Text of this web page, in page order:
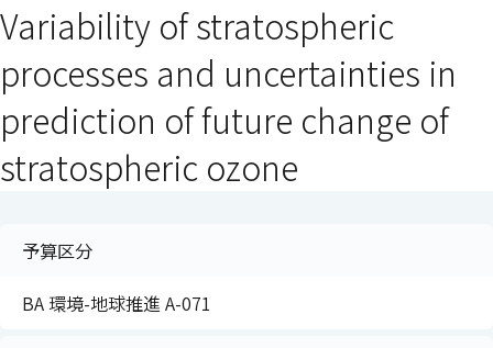
ドウで開きます）
ンドウで開きます）
ウインドウで開きます）
Variability of stratospheric
processes and uncertainties in
prediction of future change of
stratospheric ozone
予算区分
BA 環境-地球推進 A-071